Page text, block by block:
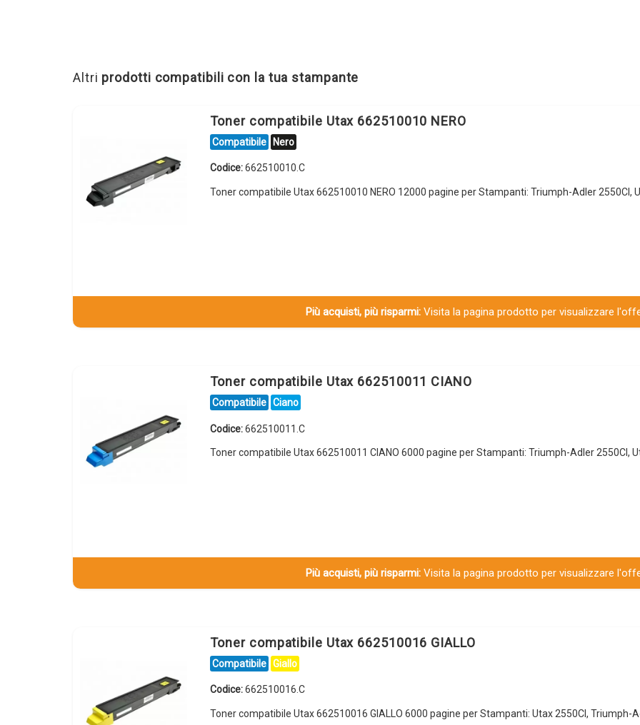
Altri prodotti compatibili con la tua stampante
Toner compatibile Utax 662510010 NERO
Compatibile Nero
Codice:662510010.C
Toner compatibile Utax 662510010 NERO 12000 pagine per Stampanti: Triumph-Adler 2550CI,
Più acquisti, più risparmi:Visita la pagina prodotto per visualizzare
Toner compatibile Utax 662510011 CIANO
Compatibile Ciano
Codice:662510011.C
Toner compatibile Utax 662510011 CIANO 6000 pagine per Stampanti: Triumph-Adler 2550CI,
Più acquisti, più risparmi:Visita la pagina prodotto per visualizzare
Toner compatibile Utax 662510016 GIALLO
Compatibile Giallo
Codice:662510016.C
Toner compatibile Utax 662510016 GIALLO 6000 pagine per Stampanti: Utax 2550CI, Triumph-